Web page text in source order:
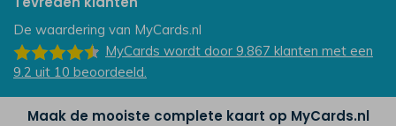
De waardering van MyCards.nl
MyCards wordt door 9.867 klanten met een
9.2 uit 10 beoordeeld.
Maak de mooiste complete kaart op MyCards.nl